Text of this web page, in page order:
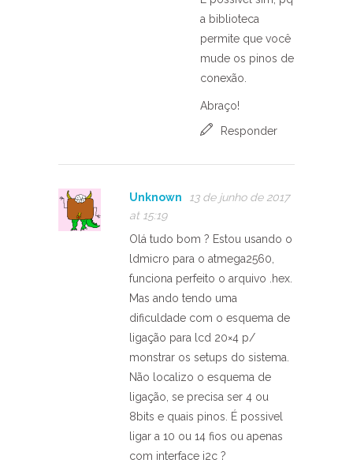
a biblioteca
permite que você
mude os pinos de
conexão.
Abraço!
Responder
Unknown
13 de junho de 2017
at 15:19
Olá tudo bom ? Estou usando o
ldmicro para o atmega2560,
funciona perfeito o arquivo .hex.
Mas ando tendo uma
dificuldade com o esquema de
ligação para lcd 20×4 p/
monstrar os setups do sistema.
Não localizo o esquema de
ligação, se precisa ser 4 ou
8bits e quais pinos. É possivel
ligar a 10 ou 14 fios ou apenas
com interface i2c ?